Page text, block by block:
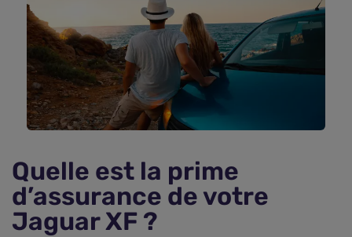
Quelle est la prime
d’assurance de votre
Jaguar XF ?